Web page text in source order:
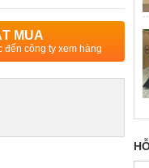
MUA
đến công ty xem hàng